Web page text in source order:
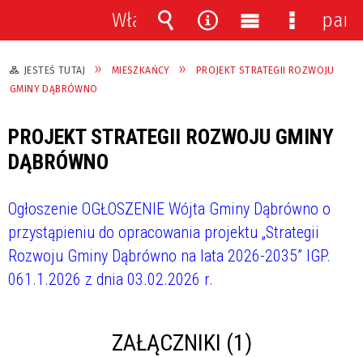
JESTEŚ TUTAJ MIESZKAŃCY
PROJEKT STRATEGII ROZWOJU
GMINY DĄBRÓWNO
PROJEKT STRATEGII ROZWOJU GMINY
DĄBRÓWNO
Ogłoszenie OGŁOSZENIE Wójta Gminy Dąbrówno o
przystąpieniu do opracowania projektu „Strategii
Rozwoju Gminy Dąbrówno na lata 2026-2035” IGP.
061.1.2026 z dnia 03.02.2026 r.
ZAŁĄCZNIKI (1)
Włącz
powiadomienia
Wyszukiwarka
Narzędzia
Menu
główne
Menu